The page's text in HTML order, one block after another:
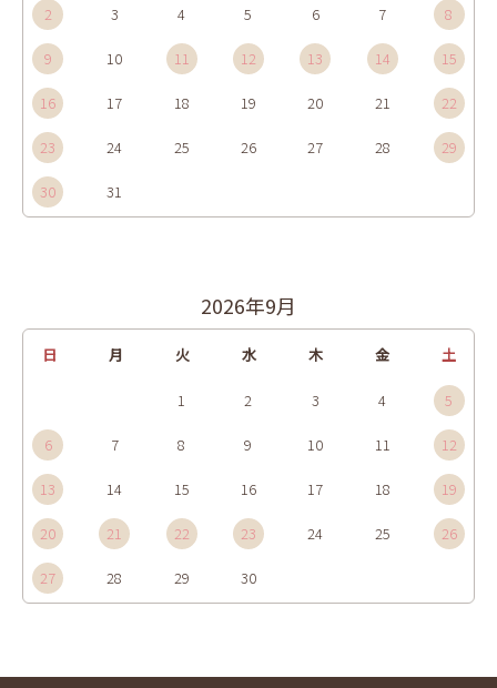
2 3 4 5 6 7 8
9 10 11 12 13 14 15
16 17 18 19 20 21 22
23 24 25 26 27 28 29
30 31
2026年9月
日 月 火 水 木 金 土
1 2 3 4 5
6 7 8 9 10 11 12
13 14 15 16 17 18 19
20 21 22 23 24 25 26
27 28 29 30